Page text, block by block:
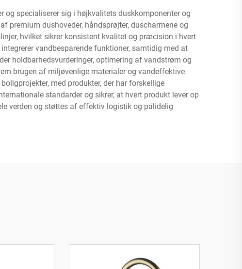
og specialiserer sig i højkvalitets duskkomponenter og
premium dushoveder, håndsprøjter, duscharmene og
hvilket sikrer konsistent kvalitet og præcision i hvert
vandbesparende funktioner, samtidig med at
holdbarhedsvurderinger, optimering af vandstrøm og
brugen af miljøvenlige materialer og vandeffektive
med produkter, der har forskellige
standarder og sikrer, at hvert produkt lever op
verden og støttes af effektiv logistik og pålidelig